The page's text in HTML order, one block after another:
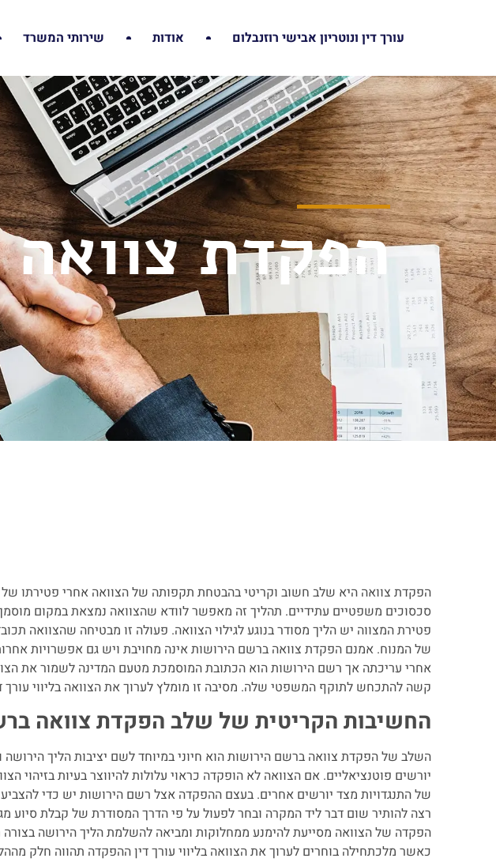
עורך דין ונוטריון אבישי רוזנבלום אודות שירותי המשרד
הפקדת
הפקדת צוואה היא שלב חשוב וקריטי בהבטחת תקפותה של הצוואה אחרי פטירתו של
סכסוכים משפטיים עתידיים. תהליך זה מאפשר לוודא שהצוואה נמצאת במקום
פטירת המצווה יש הליך מסודר בנוגע לגילוי הצוואה. פעולה זו מבטיחה שהצוואה
של המנוח. אמנם הפקדת צוואה ברשם הירושות אינה מחויבת ויש גם אפשרויות
אחרי עריכתה אך רשם הירושות הוא הכתובת המוסמכת מטעם המדינה לשמור את
קשה להתכחש לתוקף המשפטי שלה. מסיבה זו מומלץ לערוך את הצוואה בליווי עורך
החשיבות הקריטית של שלב הפקדת צוואה
השלב של הפקדת צוואה ברשם הירושות הוא חיוני במיוחד לשם יציבות הליך הירושה
יורשים פוטנציאליים. אם הצוואה לא הופקדה כראוי עלולות להיווצר בעיות בזיהוי
של התנגדויות מצד יורשים אחרים. בעצם ההפקדה אצל רשם הירושות יש כדי
רצה להותיר שום דבר ליד המקרה ובחר לפעול על פי הדרך המסודרת של קבלת סיוע
הפקדה של הצוואה מסייעת להימנע ממחלוקות ומביאה להשלמת הליך הירושה בצורה
כאשר מלכתחילה בוחרים לערוך את הצוואה בליווי עורך דין ההפקדה תהווה חלק